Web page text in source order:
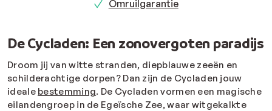
Omruilgarantie
De Cycladen: Een zonovergoten paradijs
Droom jij van witte stranden, diepblauwe zeeën en
schilderachtige dorpen? Dan zijn de Cycladen jouw
ideale bestemming. De Cycladen vormen een magische
eilandengroep in de Egeïsche Zee, waar witgekalkte